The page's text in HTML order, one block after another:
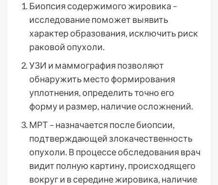
Биопсия содержимого жировика –
исследование поможет выявить
характер образования, исключить риск
раковой опухоли.
УЗИ и маммография позволяют
обнаружить место формирования
уплотнения, определить точно его
форму и размер, наличие осложнений.
МРТ – назначается после биопсии,
подтверждающей злокачественность
опухоли. В процессе обследования врач
видит полную картину, происходящего
вокруг и в середине жировика, наличие